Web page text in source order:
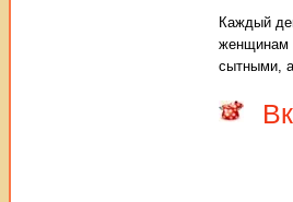
Каждый
женщинам
сытными,